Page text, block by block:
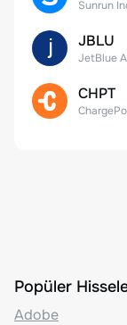
Sunrun
JBLU
CHPT
Popüler
Adobe